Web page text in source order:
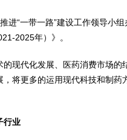
进“一带一路”建设工作领导小
2025年）》。
现代化发展、医药消费市场的
将更多的运用现代科技和制药
行业